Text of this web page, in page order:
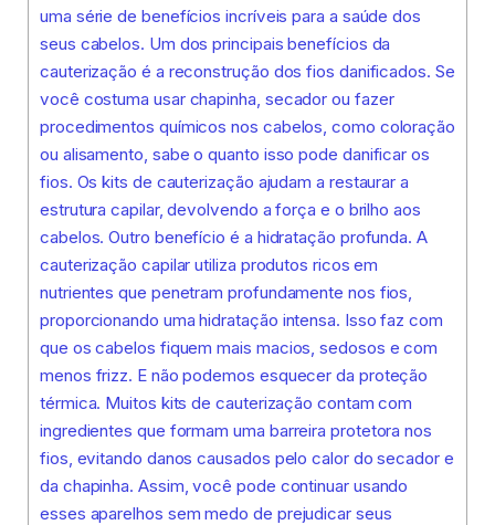
uma série de benefícios incríveis para a saúde dos
seus cabelos. Um dos principais benefícios da
cauterização é a reconstrução dos fios danificados. Se
você costuma usar chapinha, secador ou fazer
procedimentos químicos nos cabelos, como coloração
ou alisamento, sabe o quanto isso pode danificar os
fios. Os kits de cauterização ajudam a restaurar a
estrutura capilar, devolvendo a força e o brilho aos
cabelos. Outro benefício é a hidratação profunda. A
cauterização capilar utiliza produtos ricos em
nutrientes que penetram profundamente nos fios,
proporcionando uma hidratação intensa. Isso faz com
que os cabelos fiquem mais macios, sedosos e com
menos frizz. E não podemos esquecer da proteção
térmica. Muitos kits de cauterização contam com
ingredientes que formam uma barreira protetora nos
fios, evitando danos causados pelo calor do secador e
da chapinha. Assim, você pode continuar usando
esses aparelhos sem medo de prejudicar seus